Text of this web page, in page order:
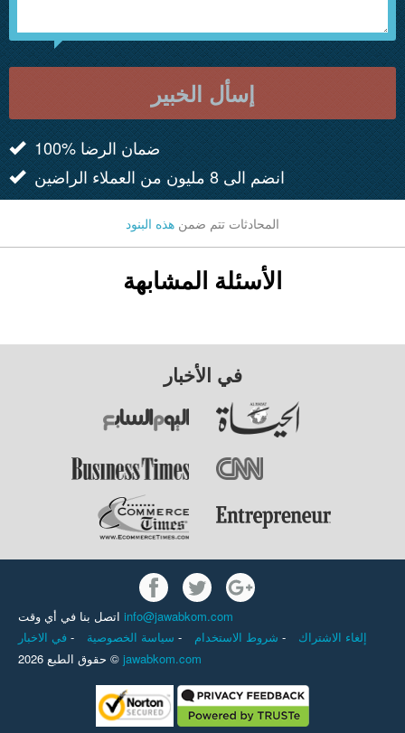
إسأل الخبير
100% ضمان الرضا
انضم الى 8 مليون من العملاء الراضين
المحادثات تتم ضمن هذه البنود
الأسئلة المشابهة
في الأخبار
info@jawabkom.com
- - -
إلغاء الاشتراك
حقوق الطبع 2026 © jawabkom.com